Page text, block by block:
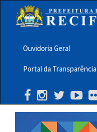
principalMenu
Barra
Topo
PCR
Ouvidoria Geral
Portal da Transparência